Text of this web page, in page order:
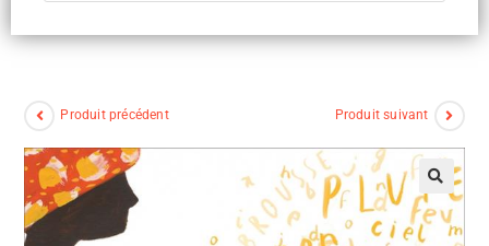
Produit précédent Produit suivant